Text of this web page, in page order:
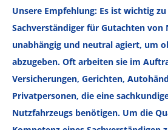
Unsere Empfehlung: Es ist wichtig
Sachverständiger für Gutachten von
unabhängig und neutral agiert, um
abzugeben. Oft arbeiten sie im
Versicherungen, Gerichten,
Privatpersonen, die eine
Nutzfahrzeugs benötigen. Um die